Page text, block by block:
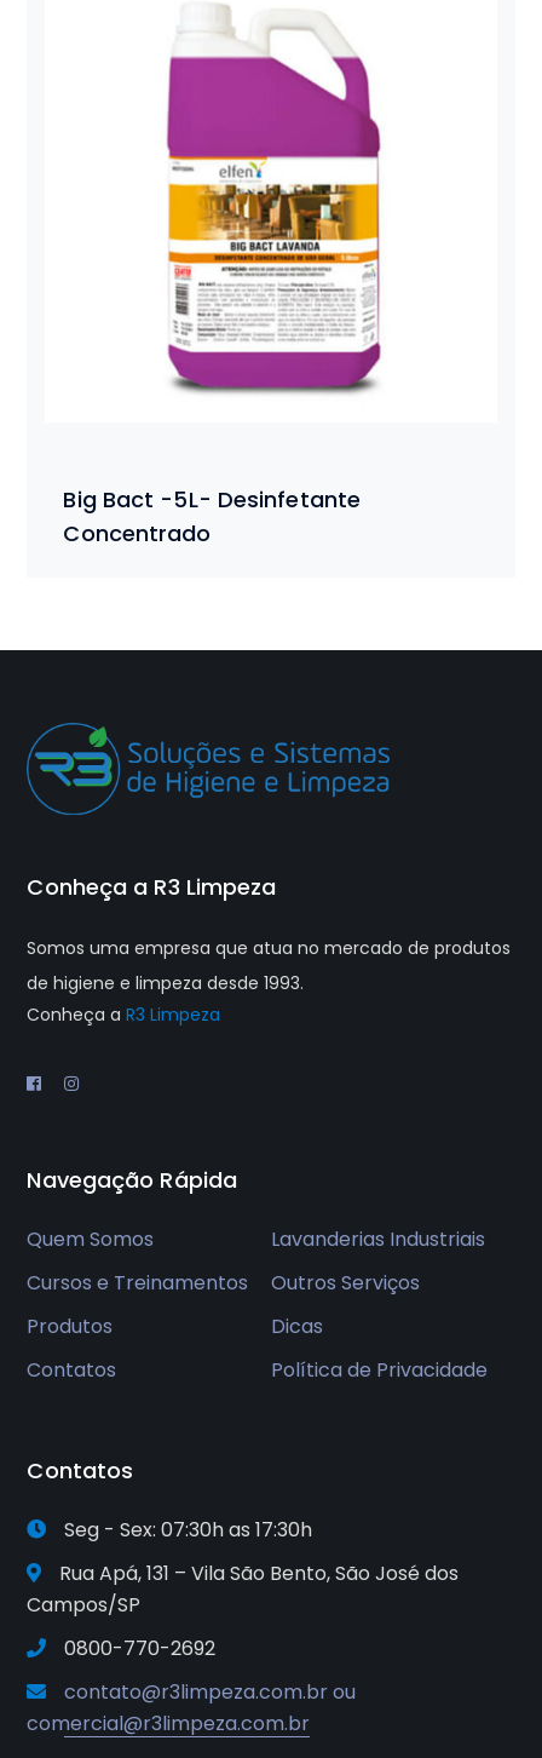
Big Bact -5L- Desinfetante
Concentrado
Conheça a R3 Limpeza
Somos uma empresa que atua no mercado de produtos
de higiene e limpeza desde 1993.
Conheça aR3 Limpeza
Navegação Rápida
Quem Somos
Lavanderias Industriais
Cursos e Treinamentos
Outros Serviços
Produtos
Dicas
Contatos
Política de Privacidade
Contatos
Seg - Sex: 07:30h as 17:30h
Rua Apá, 131 – Vila São Bento, São José dos
Campos/SP
0800-770-2692
contato@r3limpeza.com.br ou
comercial@r3limpeza.com.br